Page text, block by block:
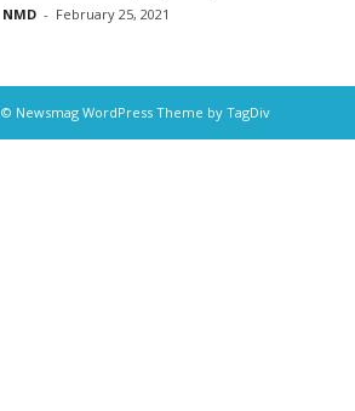
NMD - February 25, 2021
© Newsmag WordPress Theme by TagDiv